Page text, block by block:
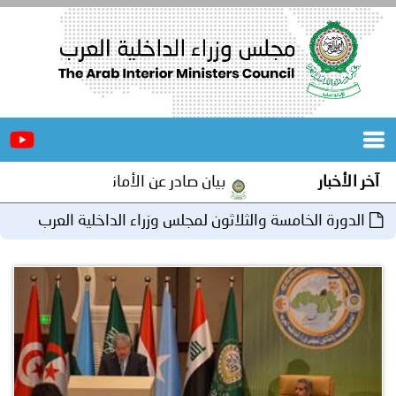
الرئيسية
المجلس
مؤتمرات
و
اجتماعات
جهود
برامج
آخر الأخبار بيان صادر عن الأمانة العامة لمجلس وزراء
الدورة الخامسة والثلاثون لمجلس وزراء الداخلية العرب